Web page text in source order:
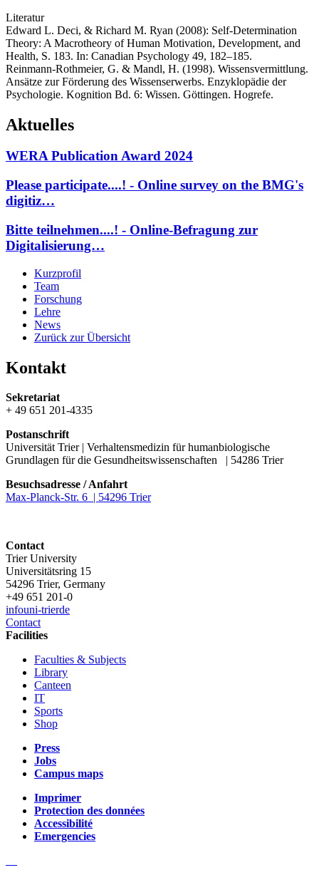
Literatur
Edward L. Deci, & Richard M. Ryan (2008): Self-Determination
Theory: A Macrotheory of Human Motivation, Development, and
Health, S. 183. In: Canadian Psychology 49, 182–185.
Reinmann-Rothmeier, G. & Mandl, H. (1998). Wissensvermittlung.
Ansätze zur Förderung des Wissenserwerbs. Enzyklopädie der
Psychologie. Kognition Bd. 6: Wissen. Göttingen. Hogrefe.
Aktuelles
WERA Publication Award 2024
Please participate....! - Online survey on the BMG's
digitiz…
Bitte teilnehmen....! - Online-Befragung zur
Digitalisierung…
Kurzprofil
Team
Forschung
Lehre
News
Zurück zur Übersicht
Kontakt
Sekretariat
+ 49 651 201-4335
Postanschrift
Universität Trier | Verhaltensmedizin für humanbiologische
Grundlagen für die Gesundheitswissenschaften | 54286 Trier
Besuchsadresse / Anfahrt
Max-Planck-Str. 6 | 54296 Trier
Contact
Trier University
Universitätsring 15
54296 Trier, Germany
+49 651 201-0
infouni-trierde
Contact
Facilities
Faculties & Subjects
Library
Canteen
IT
Sports
Shop
Press
Jobs
Campus maps
Imprimer
Protection des données
Accessibilité
Emergencies